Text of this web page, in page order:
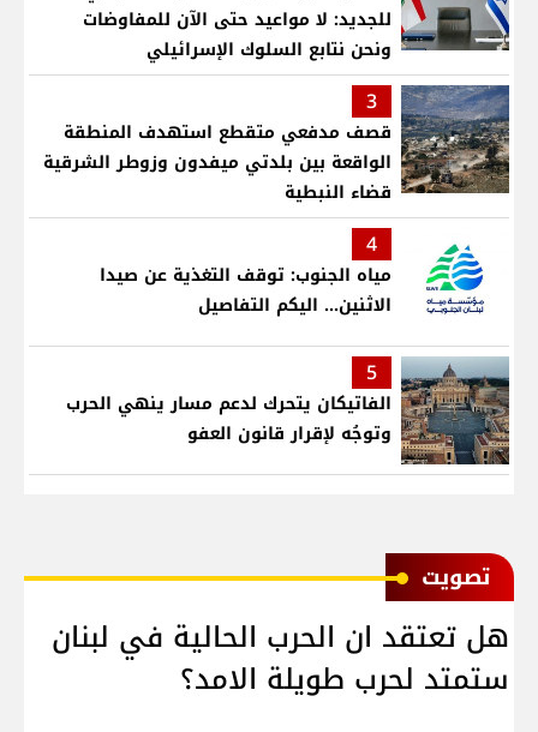
للجديد: لا مواعيد حتى الآن للمفاوضات
ونحن نتابع السلوك الإسرائيلي
3
قصف مدفعي متقطع استهدف المنطقة
الواقعة بين بلدتي ميفدون وزوطر الشرقية
قضاء النبطية
4
مياه الجنوب: توقف التغذية عن صيدا
الاثنين... اليكم التفاصيل
5
الفاتيكان يتحرك لدعم مسار ينهي الحرب
وتوجُه لإقرار قانون العفو
ﺗﺼﻮﻳﺖ
هل تعتقد ان الحرب الحالية في لبنان
ستمتد لحرب طويلة الامد؟